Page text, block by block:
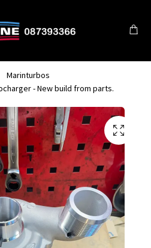
Marinturbos
- New build from parts.